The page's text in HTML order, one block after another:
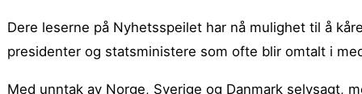
Dere leserne på Nyhetsspeilet har nå mulighet til å
presidenter og statsministere som ofte blir omtalt i
Med unntak av Norge, Sverige og Danmark